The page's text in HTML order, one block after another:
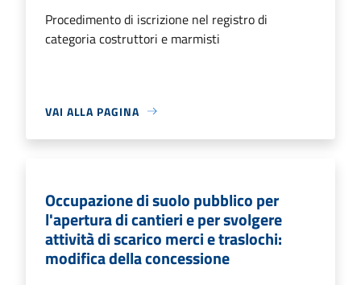
Procedimento di iscrizione nel registro di
categoria costruttori e marmisti
VAI ALLA PAGINA
Occupazione di suolo pubblico per
l'apertura di cantieri e per svolgere
attività di scarico merci e traslochi:
modifica della concessione